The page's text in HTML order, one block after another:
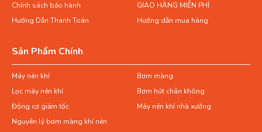
Chính sách bảo hành
GIAO HÀNG MIỄN PHÍ
Hướng Dẫn Thanh Toán
Hướng dẫn mua hàng
Sản Phẩm Chính
Máy nén khí
Bơm màng
Lọc máy nén khí
Bơm hút chân không
Động cơ giảm tốc
Máy nén khí nhà xưởng
Nguyên lý bơm màng khí nén